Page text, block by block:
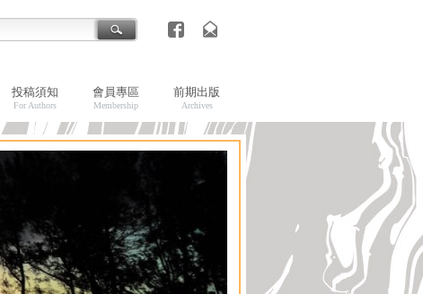
投稿須知
For Authors
會員專區
Membership
前期出版
Archives